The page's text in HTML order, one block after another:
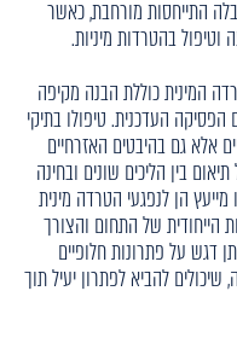
התייחסות מורחבת, כאשר
בהטרדות מיניות.
המינית כוללת הבנה מקיפה
העדכנית. טיפולו בתיקי
אלא גם בהיבטים האזרחיים
בין הליכים שונים ובחינה
הן לנפגעי הטרדה מינית
הייחודית של התחום והצורך
דגש על פתרונות חלופיים
להביא לפתרון יעיל תוך